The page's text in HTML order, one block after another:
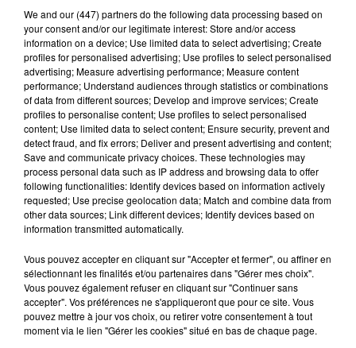
7 août 2026
Tayc et Didi B dévoilent le single le plus
dansant de l’année
6 août 2026
Franglish et Keblack dévoilent une
session live surprise
5 août 2026
Après le film, bientôt une docu-série sur
le père de Michael Jackson
We and our (447) partnersdo the following data processing based on
your consent and/or our legitimate interest: Store and/or access
information on a device; Use limited data to select advertising; Create
profiles for personalised advertising; Use profiles to select personalised
advertising; Measure advertising performance; Measure content
performance; Understand audiences through statistics or combinations
of data from different sources; Develop and improve services; Create
profiles to personalise content; Use profiles to select personalised
content; Use limited data to select content; Ensure security, prevent and
detect fraud, and fix errors; Deliver and present advertising and content;
Save and communicate privacy choices. These technologies may
process personal data such as IP address and browsing data to offer
following functionalities: Identify devices based on information actively
requested; Use precise geolocation data; Match and combine data from
other data sources; Link different devices; Identify devices based on
information transmitted automatically.
Vous pouvez accepter en cliquant sur "Accepter et fermer", ou affiner en
sélectionnant les finalités et/ou partenaires dans "Gérer mes choix".
Vous pouvez également refuser en cliquant sur "Continuer sans
accepter". Vos préférences ne s'appliqueront que pour ce site. Vous
pouvez mettre à jour vos choix, ou retirer votre consentement à tout
moment via le lien "Gérer les cookies" situé en bas de chaque page.